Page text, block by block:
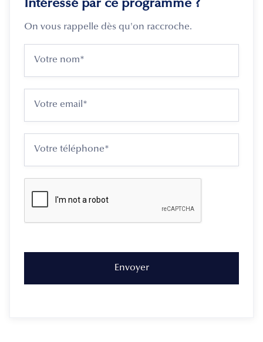
Intéressé par ce programme ?
On vous rappelle dès qu'on raccroche.